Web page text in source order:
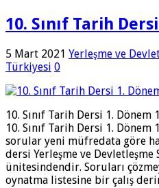
10. Sınıf Tarih
5 Mart 2021 Yerleşme ve
Türkiyesi 0
10. Sınıf Tarih Dersi 1. Dönem
10. Sınıf Tarih Dersi 1. Dönem
sorular yeni müfredata göre
dersi Yerleşme ve
ünitesindendir. Soruları
oynatma listesine bir çalış